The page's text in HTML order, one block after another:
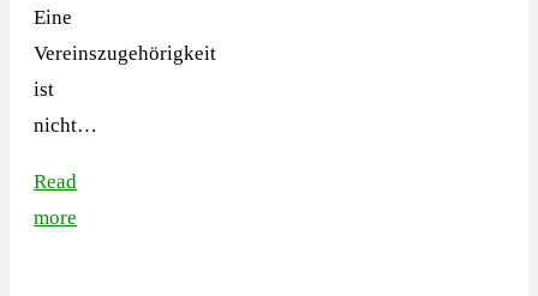
Eine
Vereinszugehörigkeit
ist
nicht…
Read
more